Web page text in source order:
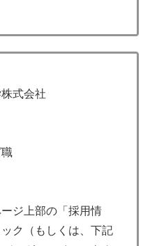
式会社
ジ上部の「採用情
ク（もしくは、下記